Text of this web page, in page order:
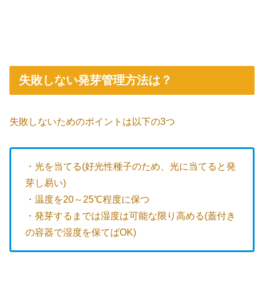
失敗しない発芽管理方法は？
失敗しないためのポイントは以下の3つ
・光を当てる(好光性種子のため、光に当てると発
芽し易い)
・温度を20～25℃程度に保つ
・発芽するまでは湿度は可能な限り高める(蓋付き
の容器で湿度を保てばOK)